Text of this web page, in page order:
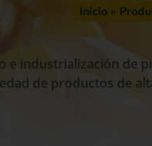
Inicio »
e industrialización
de productos de